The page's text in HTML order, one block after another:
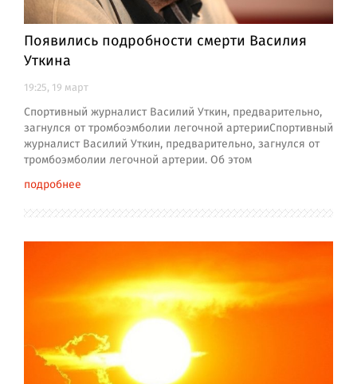
Появились подробности смерти Василия
Уткина
19:25, 19 март
Спортивный журналист Василий Уткин, предварительно,
загнулся от тромбоэмболии легочной артерииСпортивный
журналист Василий Уткин, предварительно, загнулся от
тромбоэмболии легочной артерии. Об этом
подробнее